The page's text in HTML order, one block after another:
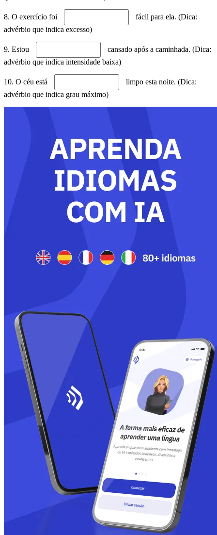
8. O exercício foi
fácil para ela. (Dica:
advérbio que indica excesso)
9. Estou
cansado após a caminhada. (Dica:
advérbio que indica intensidade baixa)
10. O céu está
limpo esta noite. (Dica:
advérbio que indica grau máximo)